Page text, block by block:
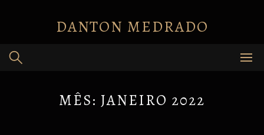
DANTON MEDRADO
MÊS: JANEIRO 2022